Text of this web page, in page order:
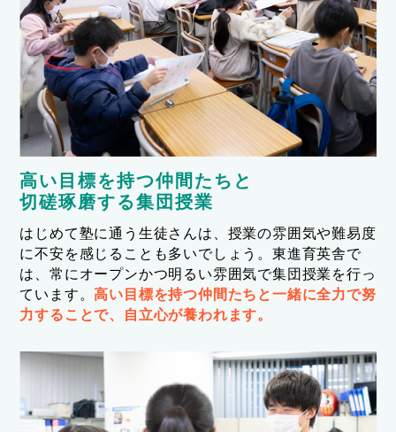
高い目標を持つ仲間たちと
切磋琢磨する集団授業
はじめて塾に通う生徒さんは、授業の雰囲気や難易度
に不安を感じることも多いでしょう。東進育英舎で
は、常にオープンかつ明るい雰囲気で集団授業を行っ
ています。高い目標を持つ仲間たちと一緒に全力で努
力することで、自立心が養われます。